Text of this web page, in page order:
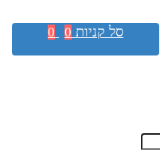
סל קניות 0
0